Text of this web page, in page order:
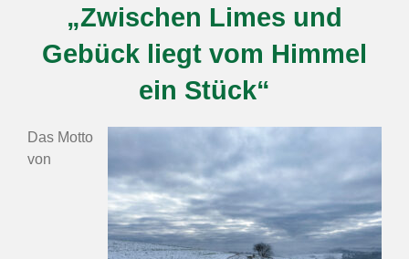
„Zwischen Limes und
Gebück liegt vom Himmel
ein Stück“
Das Motto
von